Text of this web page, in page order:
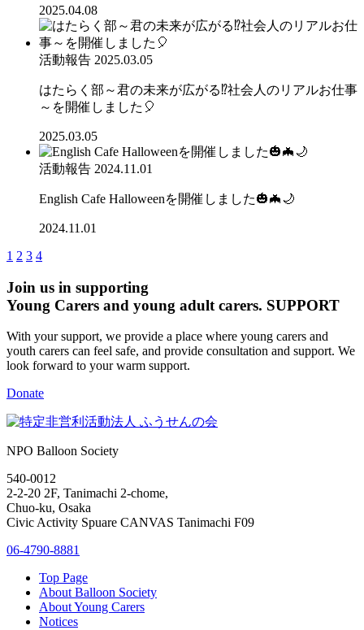
2025.04.08
活動報告 2025.03.05
はたらく部～君の未来が広がる⁉社会人のリアルお仕事
～を開催しました🎈
2025.03.05
活動報告 2024.11.01
English Cafe Halloweenを開催しました🎃🦇🌙
2024.11.01
1 2 3 4
Join us in supporting
Young Carers and young adult carers. SUPPORT
With your support, we provide a place where young carers and
youth carers can feel safe, and provide consultation and support. We
look forward to your warm support.
Donate
NPO Balloon Society
540-0012
2-2-20 2F, Tanimachi 2-chome,
Chuo-ku, Osaka
Civic Activity Spuare CANVAS Tanimachi F09
06-4790-8881
Top Page
About Balloon Society
About Young Carers
Notices